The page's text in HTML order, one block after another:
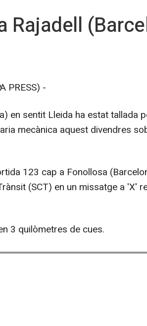
Rajadell
PRESS) -
en sentit Lleida ha estat tallada
mecànica aquest divendres
123 cap a Fonollosa
(SCT) en un missatge a 'X'
3 quilòmetres de cues.